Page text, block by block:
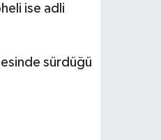
ise adli
sürdüğü